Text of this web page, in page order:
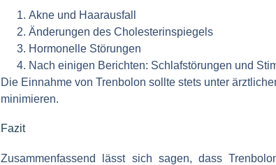
Akne und Haarausfall
Änderungen des Cholesterinspiegels
Hormonelle Störungen
Nach einigen Berichten: Schlafstörungen und
Die Einnahme von Trenbolon sollte stets unter
minimieren.
Fazit
Zusammenfassend lässt sich sagen, dass